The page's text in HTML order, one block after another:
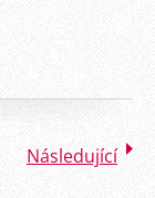
Následující